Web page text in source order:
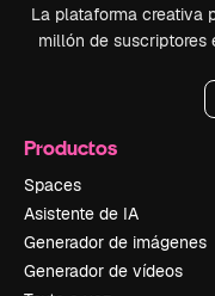
La plataforma creativa
millón de suscriptores
Productos
Spaces
Asistente de IA
Generador de imágenes
Generador de vídeos